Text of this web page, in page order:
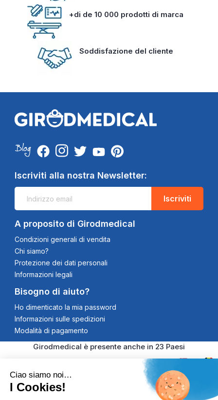
+di de 10 000 prodotti di marca
Soddisfazione del cliente
Iscriviti alla nostra Newsletter:
Iscriviti
A proposito di Girodmedical
Condizioni generali di vendita
Chi siamo?
Protezione dei dati personali
Informazioni legali
Bisogno di aiuto?
Ho dimenticato la mia password
Informazioni sulle spedizioni
Modalità di pagamento
Girodmedical è presente anche in 23 Paesi
© 2026 Girodmedical. Tutti i diritti riservati. Partita IVA
Ciao siamo noi…
I Cookies!